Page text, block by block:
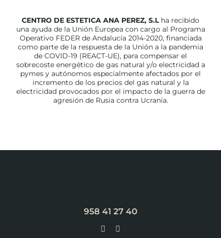
CENTRO DE ESTETICA ANA PEREZ, S.Lha recibido
una ayuda de la Unión Europea con cargo al Programa
Operativo FEDER de Andalucía 2014-2020, financiada
como parte de la respuesta de la Unión a la pandemia
de COVID-19 (REACT-UE), para compensar el
sobrecoste energético de gas natural y/o electricidad a
pymes y autónomos especialmente afectados por el
incremento de los precios del gas natural y la
electricidad provocados por el impacto de la guerra de
agresión de Rusia contra Ucrania.
958 41 27 40